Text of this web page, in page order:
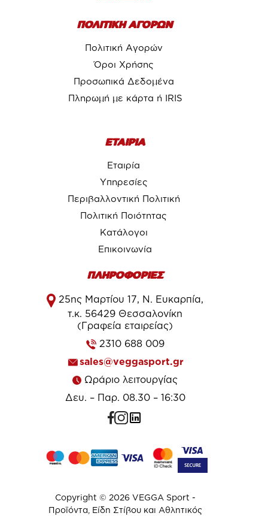
ΠΟΛΙΤΙΚΗ ΑΓΟΡΩΝ
Πολιτική Αγορών
Όροι Χρήσης
Προσωπικά Δεδομένα
Πληρωμή με κάρτα ή IRIS
ΕΤΑΙΡΙΑ
Εταιρία
Υπηρεσίες
Περιβαλλοντική Πολιτική
Πολιτική Ποιότητας
Κατάλογοι
Επικοινωνία
ΠΛΗΡΟΦΟΡΙΕΣ
25ης Μαρτίου 17, Ν. Ευκαρπία,
τ.κ. 56429 Θεσσαλονίκη
(Γραφεία εταιρείας)
2310 688 009
sales@veggasport.gr
Ωράριο λειτουργίας
Δευ. – Παρ. 08.30 – 16:30
Copyright © 2026 VEGGA Sport -
Προϊόντα, Είδη Στίβου και Αθλητικός